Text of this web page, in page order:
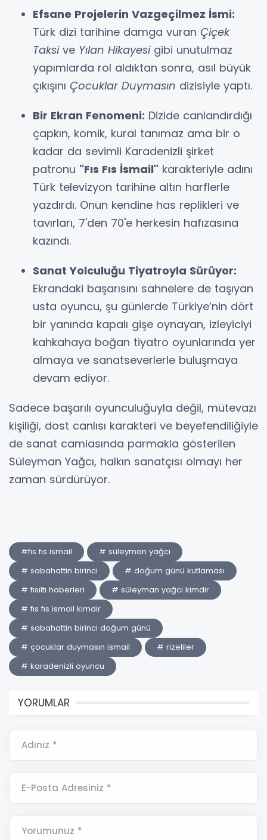
Efsane Projelerin Vazgeçilmez İsmi:
Türk dizi tarihine damga vuran Çiçek
Taksive Yılan Hikayesigibi unutulmaz
yapımlarda rol aldıktan sonra, asıl büyük
çıkışını Çocuklar Duymasın dizisiyle yaptı.
Bir Ekran Fenomeni: Dizide canlandırdığı
çapkın, komik, kural tanımaz ama bir o
kadar da sevimli Karadenizli şirket
patronu "Fıs Fıs İsmail" karakteriyle adını
Türk televizyon tarihine altın harflerle
yazdırdı. Onun kendine has replikleri ve
tavırları, 7'den 70'e herkesin hafızasına
kazındı.
Sanat Yolculuğu Tiyatroyla Sürüyor:
Ekrandaki başarısını sahnelere de taşıyan
usta oyuncu, şu günlerde Türkiye’nin dört
bir yanında kapalı gişe oynayan, izleyiciyi
kahkahaya boğan tiyatro oyunlarında yer
almaya ve sanatseverlerle buluşmaya
devam ediyor.
Sadece başarılı oyunculuğuyla değil, mütevazı
kişiliği, dost canlısı karakteri ve beyefendiliğiyle
de sanat camiasında parmakla gösterilen
Süleyman Yağcı, halkın sanatçısı olmayı her
zaman sürdürüyor.
#fıs fıs ismail
# süleyman yağcı
# sabahattin birinci
# doğum günü kutlaması
# fısıltı haberleri
# süleyman yağcı kimdir
# fıs fıs ismail kimdir
# sabahattin birinci doğum günü
# çocuklar duymasın ismail
# rizeliler
# karadenizli oyuncu
YORUMLAR
Adınız *
E-Posta Adresiniz *
Yorumunuz *